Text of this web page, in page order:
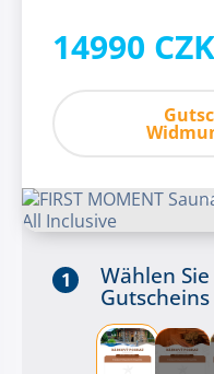
14990 CZK
1 Wählen
Gutscheins